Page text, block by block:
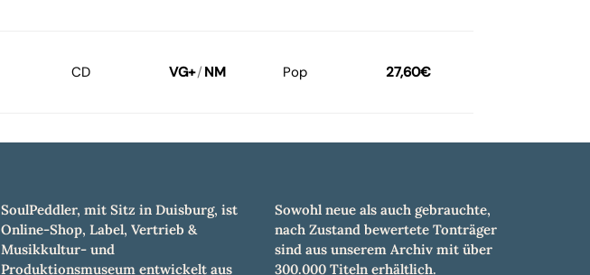
CD VG+/ NM Pop 27,60€
SoulPeddler, mit Sitz in Duisburg, ist
Online-Shop, Label, Vertrieb &
Musikkultur- und
Produktionsmuseum entwickelt aus
Sowohl neue als auch gebrauchte,
nach Zustand bewertete Tonträger
sind aus unserem Archiv mit über
300.000 Titeln erhältlich.